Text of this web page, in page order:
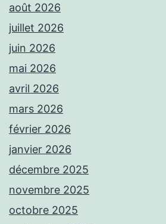
août 2026
juillet 2026
juin 2026
mai 2026
avril 2026
mars 2026
février 2026
janvier 2026
décembre 2025
novembre 2025
octobre 2025